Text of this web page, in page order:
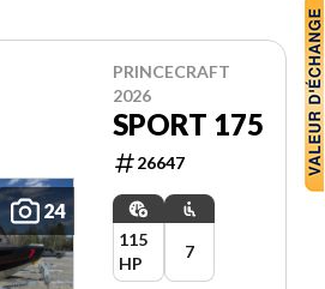
24
PRINCECRAFT
2026
SPORT 175
26647
115
HP
7